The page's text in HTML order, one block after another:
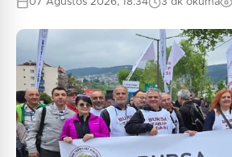
Güvenlik Sorusu:
1 + 3 = ?
Gönder